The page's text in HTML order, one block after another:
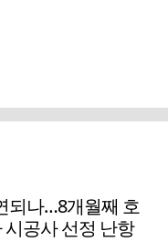
되나…8개월째 호
공사 선정 난항